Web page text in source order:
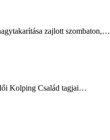
zajlott szombaton,…
Kolping Család tagjai…